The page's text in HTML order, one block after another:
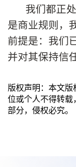
我们都正
是商业规则，
前提是：我们
并对其保持信
版权声明：本文
位或个人不得转
部分，侵权必究。